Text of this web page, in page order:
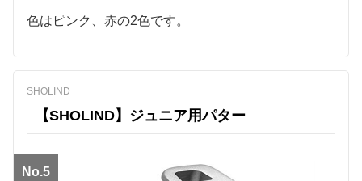
色はピンク、赤の2色です。
SHOLIND
【SHOLIND】ジュニア用パター
No.5